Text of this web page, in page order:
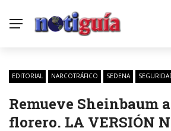
EDITORIAL NARCOTRÁFICO SEDENA
Remueve Sheinbaum
florero. LA VERSIÓN